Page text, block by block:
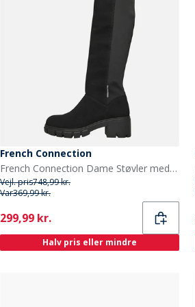
French Connection
French Connection Dame Støvler med Tyk Hæl til Knæet Sorte
Vejl. pris748,99 kr.
Var369,99 kr.
Current
299,99 kr.
Halv pris eller mindre